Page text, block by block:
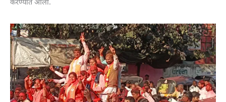
करण्यात आली.